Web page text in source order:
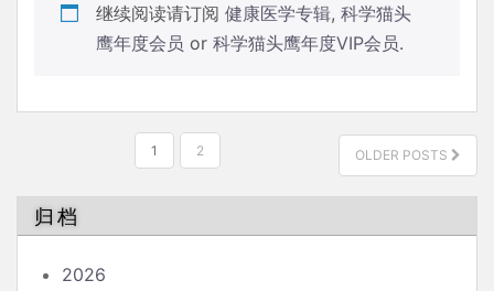
继续阅读请订阅 健康医学专辑, 科学猫头
鹰年度会员 or 科学猫头鹰年度VIP会员.
分
页
1 2 OLDER POSTS
归档
2026